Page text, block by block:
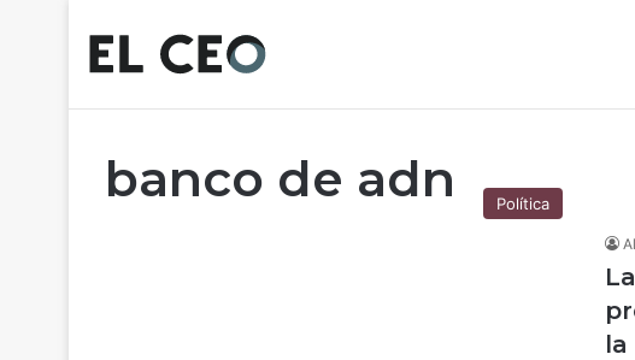
banco de adn Política
la